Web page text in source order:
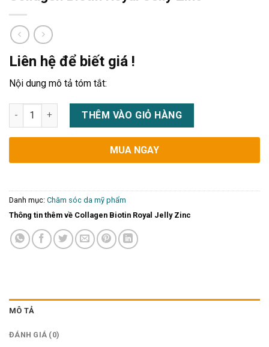
Liên hệ để biết giá !
Nội dung mô tả tóm tắt:
Collagen Biotin Royal Jelly Zinc số lượng
THÊM VÀO GIỎ HÀNG
MUA NGAY
Danh mục: Chăm sóc da mỹ phẩm
Thông tin thêm về Collagen Biotin Royal Jelly Zinc
MÔ TẢ
ĐÁNH GIÁ (0)